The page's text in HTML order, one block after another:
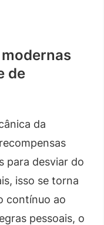
de
da
para desviar do
isso se torna
contínuo ao
pessoais, o